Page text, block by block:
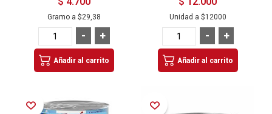
Gramo a $29,38
+
-
Añadir al carrito
Unidad a $12000
+
-
Añadir al carrito
Añadir a la Lista de Deseos Añadir a la Lista de Deseos